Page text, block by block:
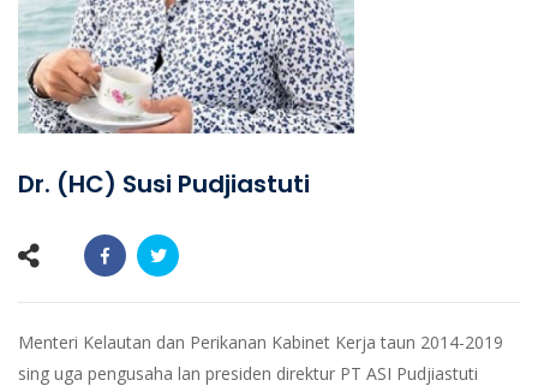
Dr. (HC) Susi Pudjiastuti
Menteri Kelautan dan Perikanan Kabinet Kerja taun 2014-2019
sing uga pengusaha lan presiden direktur PT ASI Pudjiastuti